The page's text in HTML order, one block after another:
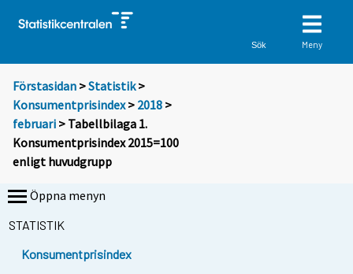
Sök Meny
Förstasidan >Statistik >
Konsumentprisindex> 2018 >
februari > Tabellbilaga 1.
Konsumentprisindex 2015=100
enligt huvudgrupp
Öppna menyn
STATISTIK
Konsumentprisindex